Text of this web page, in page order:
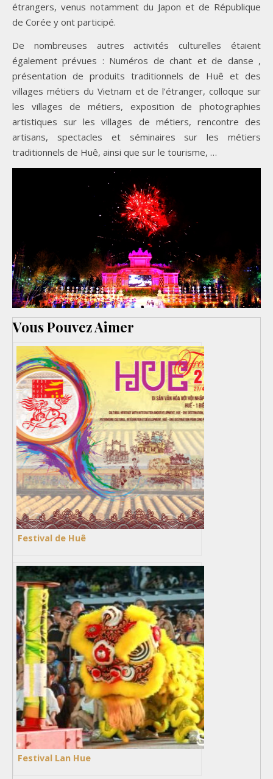
étrangers, venus notamment du Japon et de République
de Corée y ont participé.
De nombreuses autres activités culturelles étaient
également prévues : Numéros de chant et de danse ,
présentation de produits traditionnels de Huê et des
villages métiers du Vietnam et de l’étranger, colloque sur
les villages de métiers, exposition de photographies
artistiques sur les villages de métiers, rencontre des
artisans, spectacles et séminaires sur les métiers
traditionnels de Huê, ainsi que sur le tourisme, …
Vous Pouvez Aimer
Festival de Huê
Festival Lan Hue